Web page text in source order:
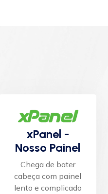
xPanel -
Nosso Painel
Chega de bater
cabeça com painel
lento e complicado